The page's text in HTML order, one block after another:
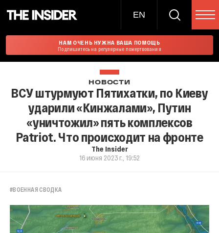
EN
НАМ ОЧЕНЬ НУЖНА ВАША ПОМОЩЬ
Подпишитесь на регулярные пожертвования
НОВОСТИ
ВСУ штурмуют Пятихатки, по Киеву
ударили «Кинжалами», Путин
«уничтожил» пять комплексов
Patriot. Что происходит на фронте
The Insider
16 июня 2023 г., 19:52
#ВОЕННАЯ СВОДКА